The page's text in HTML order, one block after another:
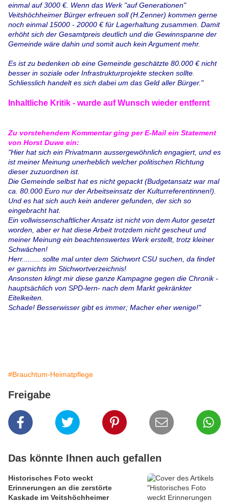
einmal auf 3000 €. Wenn das Werk "auf Generationen"
Veitshöchheimer Bürger erfreuen soll (H.Zenner) kommen gerne
noch einmal 15000 - 20000 € für Lagerhaltung zusammen. Damit
erhöht sich der Gesamtpreis deutlich und die Gewinnspanne der
Gemeinde wäre dahin und somit auch kein Argument mehr.
Es ist zu bedenken ob eine Gemeinde geschätzte 80.000 € nicht
besser in soziale oder Infrastrukturprojekte stecken sollte.
Schliesslich handelt es sich dabei um das Geld aller Bürger."
Inhaltliche Kritik - wurde auf Wunsch wieder entfernt
Zu vorstehendem Kommentar ging per E-Mail ein Statement
von Horst Duwe ein:
"Hier hat sich ein Privatmann aussergewöhnlich engagiert, und es
ist meiner Meinung unerheblich welcher politischen Richtung
dieser zuzuordnen ist.
Die Gemeinde selbst hat es nicht gepackt (Budgetansatz war mal
ca. 80.000 Euro nur der Arbeitseinsatz der Kulturreferentinnen!).
Und es hat sich auch kein anderer gefunden, der sich so
eingebracht hat.
Ein vollwissenschaftlicher Ansatz ist nicht von dem Autor gesetzt
worden, aber er hat diese Arbeit trotzdem nicht gescheut und
meiner Meinung ein beachtenswertes Werk erstellt, trotz kleiner
Schwächen!
Herr......... sollte mal unter dem Stichwort CSU suchen, da findet
er garnichts im Stichwortverzeichnis!
Ansonsten klingt mir diese ganze Kampagne gegen die Chronik -
hauptsächlich von SPD-lern- nach dem Markt gekränkter
Eitelkeiten.
Schade! Besserwisser gibt es immer; Macher eher wenige!"
#Brauchtum-Heimatpflege
Freigabe
Das könnte Ihnen auch gefallen
Historisches Foto weckt
Erinnerungen an die zerstörte
Kaskade im Veitshöchheimer